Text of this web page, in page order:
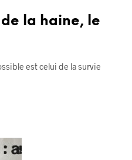
la haine, le
est celui de la survie